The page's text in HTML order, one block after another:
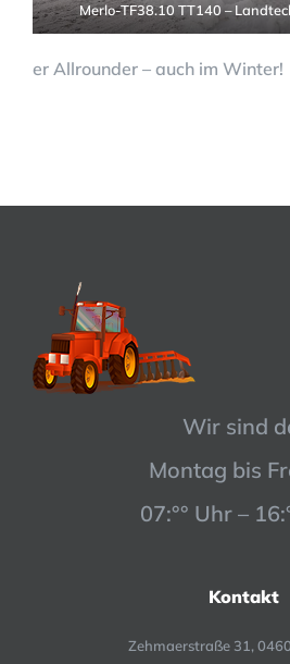
Merlo-TF38.10 TT140 –
er Allrounder – auch im Winter!
Wir sind
Montag bis
07:°° Uhr –
Kontakt
Zehmaerstraße 31,